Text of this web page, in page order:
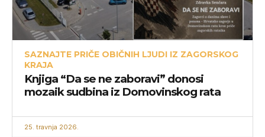
SAZNAJTE PRIČE OBIČNIH LJUDI IZ ZAGORSKOG
KRAJA
Knjiga “Da se ne zaboravi” donosi
mozaik sudbina iz Domovinskog rata
25. travnja 2026.